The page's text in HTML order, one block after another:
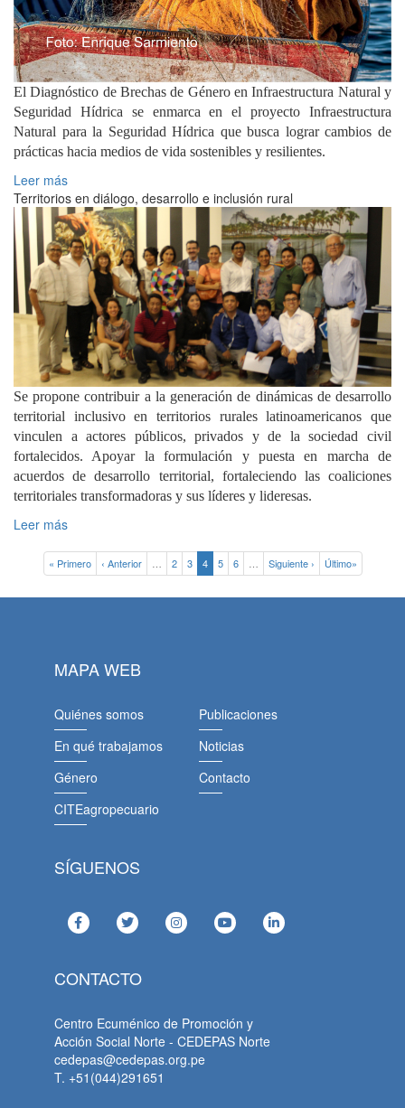
El Diagnóstico de Brechas de Género en Infraestructura Natural y
Seguridad Hídrica se enmarca en el proyecto Infraestructura
Natural para la Seguridad Hídrica que busca lograr cambios de
prácticas hacia medios de vida sostenibles y resilientes.
Leer más
Territorios en diálogo, desarrollo e inclusión rural
Se propone contribuir a la generación de dinámicas de desarrollo
territorial inclusivo en territorios rurales latinoamericanos que
vinculen a actores públicos, privados y de la sociedad civil
fortalecidos. Apoyar la formulación y puesta en marcha de
acuerdos de desarrollo territorial, fortaleciendo las coaliciones
territoriales transformadoras y sus líderes y lideresas.
Leer más
« Primero ‹ Anterior … 2 3 4 5 6 … Siguiente › Último»
MAPA WEB
Quiénes somos
En qué trabajamos
Género
CITEagropecuario
Publicaciones
Noticias
Contacto
SÍGUENOS
CONTACTO
Centro Ecuménico de Promoción y
Acción Social Norte - CEDEPAS Norte
cedepas@cedepas.org.pe
T. +51(044)291651